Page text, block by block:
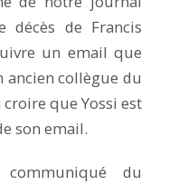
décès de Francis
un email que
ancien collègue du
croire que Yossi est
son email.
du